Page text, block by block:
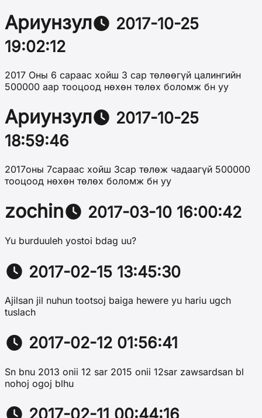
Ариунзул
2017-10-25
19:02:12
2017 Оны 6 сараас хойш 3 сар төлөөгүй цалингийн
500000 аар тооцоод нөхөн төлөх боломж бн уу
Ариунзул
2017-10-25
18:59:46
2017оны 7сараас хойш 3сар төлөж чадаагүй 500000
тооцоод нөхөн төлөх боломж бн уу
zochin 2017-03-10 16:00:42
Yu burduuleh yostoi bdag uu?
2017-02-15 13:45:30
Ajilsan jil nuhun tootsoj baiga hewere yu hariu ugch
tuslach
2017-02-12 01:56:41
Sn bnu 2013 onii 12 sar 2015 onii 12sar zawsardsan bl
nohoj ogoj blhu
2017-02-11 00:44:16